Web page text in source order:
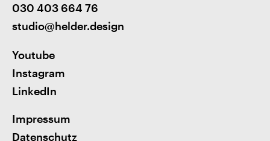
030 403 664 76
studio@helder.design
Youtube
Instagram
LinkedIn
Impressum
Datenschutz